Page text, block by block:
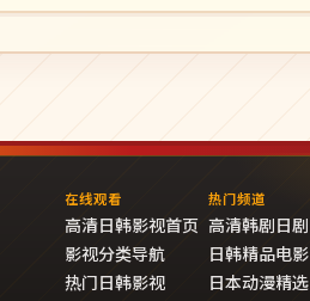
在线观看
高清日韩影视首页
影视分类导航
热门日韩影视
热门频道
高清韩剧日剧
日韩精品电影
日本动漫精选